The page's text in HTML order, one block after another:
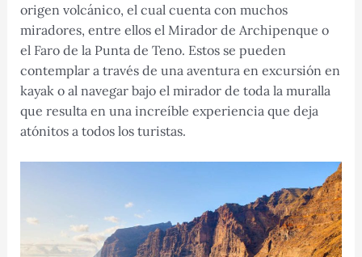
origen volcánico, el cual cuenta con muchos
miradores, entre ellos el Mirador de Archipenque o
el Faro de la Punta de Teno. Estos se pueden
contemplar a través de una aventura en excursión en
kayak o al navegar bajo el mirador de toda la muralla
que resulta en una increíble experiencia que deja
atónitos a todos los turistas.